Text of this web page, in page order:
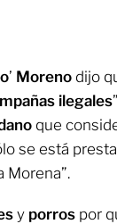
’ Moreno dijo
ilegales
que
se está
Morena”.
y porros por